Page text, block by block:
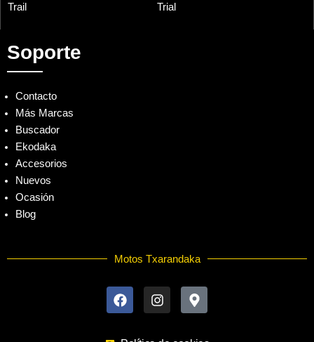
Trail Trial
Soporte
Contacto
Más Marcas
Buscador
Ekodaka
Accesorios
Nuevos
Ocasión
Blog
Motos Txarandaka
a
c
n
s
a
p